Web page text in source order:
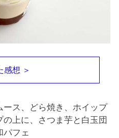
感想 ＞
ス、どら焼き、ホイップ
上に、さつま芋と白玉団
パフェ